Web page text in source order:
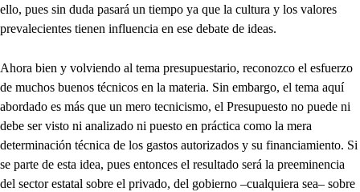
ello, pues sin duda pasará un tiempo ya que la cultura y los valores
prevalecientes tienen influencia en ese debate de ideas.
Ahora bien y volviendo al tema presupuestario, reconozco el esfuerzo
de muchos buenos técnicos en la materia. Sin embargo, el tema aquí
abordado es más que un mero tecnicismo, el Presupuesto no puede ni
debe ser visto ni analizado ni puesto en práctica como la mera
determinación técnica de los gastos autorizados y su financiamiento. Si
se parte de esta idea, pues entonces el resultado será la preeminencia
del sector estatal sobre el privado, del gobierno –cualquiera sea– sobre